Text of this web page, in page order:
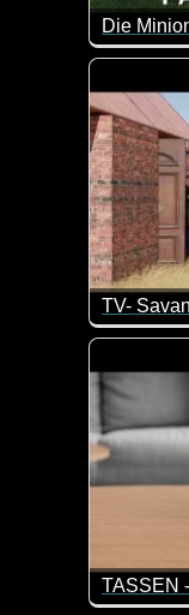
Die
Wenn die
TV-
Wie man
TASSEN